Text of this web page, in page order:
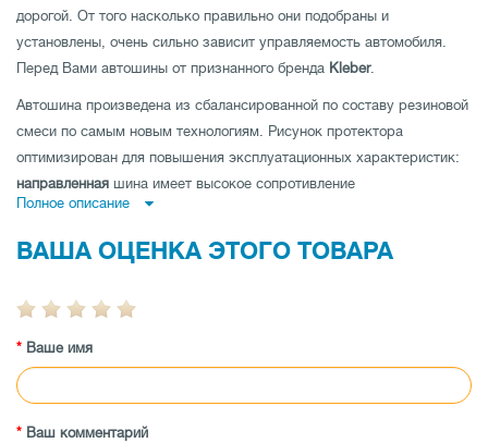
дорогой. От того насколько правильно они подобраны и
установлены, очень сильно зависит управляемость автомобиля.
Перед Вами автошины от признанного бренда Kleber.
Автошина произведена из сбалансированной по составу резиновой
смеси по самым новым технологиям. Рисунок протектора
оптимизирован для повышения эксплуатационных характеристик:
направленная шина имеет высокое сопротивление
аквапланированию,ненаправленная шина
асимметричная шина совмещает как отличную управляемость на
протестирована производителем на максимальные показатели
нагрузки и скорости.
Заказывайте шины Kleber Krisalp HP3 235/55 R18 100H XL по
низкой цене в магазине tireland.com.ua.
Полное описание
ВАША ОЦЕНКА ЭТОГО ТОВАРА
Ваше имя
Ваш комментарий